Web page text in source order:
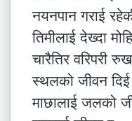
नयनपान गराई
तिमीलाई देख्दा
चारैतिर वरिपरी
स्थलको जीवन दिई
माछालाई जलको